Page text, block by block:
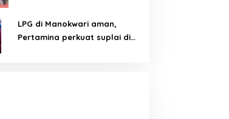
LPG di Manokwari aman,
Pertamina perkuat suplai di